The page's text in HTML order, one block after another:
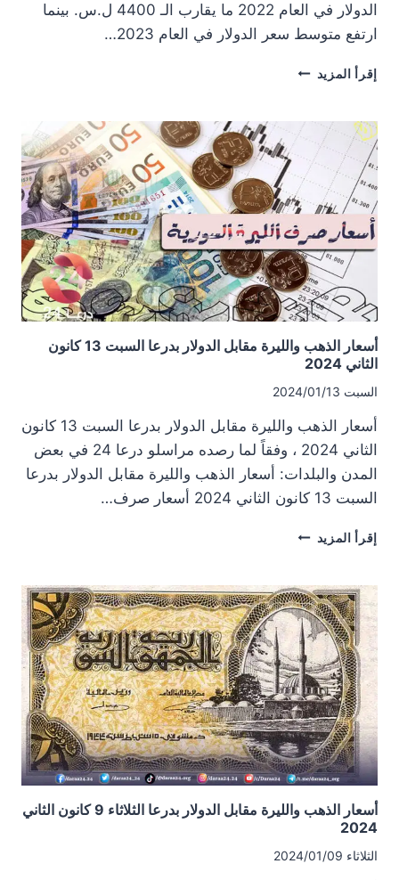
الدولار في العام 2022 ما يقارب الـ 4400 ل.س. بينما
ارتفع متوسط سعر الدولار في العام 2023…
إقرأ المزيد التقرير
الدولار
والذهب
لعام
2023
أسعار الذهب والليرة مقابل الدولار بدرعا السبت 13 كانون
الثاني 2024
السبت 2024/01/13
أسعار الذهب والليرة مقابل الدولار بدرعا السبت 13 كانون
الثاني 2024 ، وفقاً لما رصده مراسلو درعا 24 في بعض
المدن والبلدات: أسعار الذهب والليرة مقابل الدولار بدرعا
السبت 13 كانون الثاني 2024 أسعار صرف…
إقرأ المزيد أسعار
مقابل
الدولار
بدرعا
السبت
13
كانون
الثاني
2024
أسعار الذهب والليرة مقابل الدولار بدرعا الثلاثاء 9 كانون الثاني
2024
الثلاثاء 2024/01/09